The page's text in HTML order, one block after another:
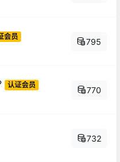
会员
795
认证会员
770
732